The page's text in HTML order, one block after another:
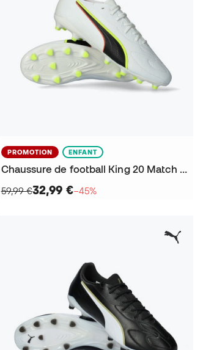
PROMOTION ENFANT
Chaussure de football King 20 Match FG/AG Enfant
59,99 €32,99 €−45%